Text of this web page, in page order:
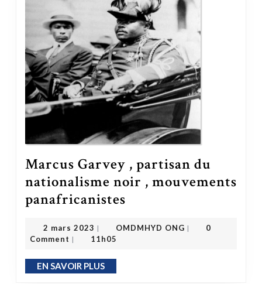
Marcus Garvey , partisan du
nationalisme noir , mouvements
panafricanistes
2 mars 2023 | OMDMHYD ONG |
0
Comment | 11h05
EN SAVOIR PLUSEN SAVOIR PLUS